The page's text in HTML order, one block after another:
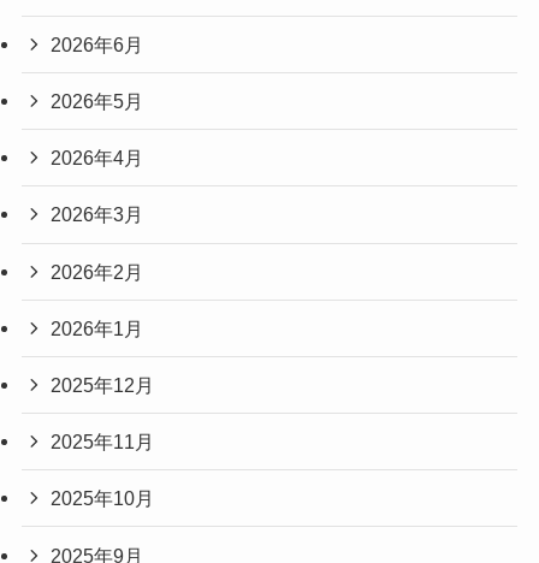
2026年6月
2026年5月
2026年4月
2026年3月
2026年2月
2026年1月
2025年12月
2025年11月
2025年10月
2025年9月